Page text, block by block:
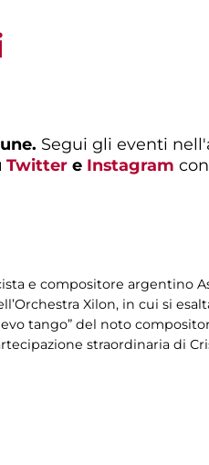
Segui gli eventi
Twitter e Instagram con
e compositore argentino
Xilon, in cui si
tango” del noto
straordinaria di